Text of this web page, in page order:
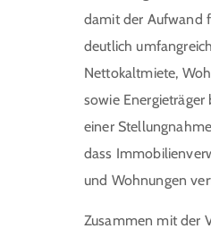
damit der Aufwand
deutlich
Nettokaltmiete,
sowie
einer
dass
und Wohnungen
Zusammen mit der